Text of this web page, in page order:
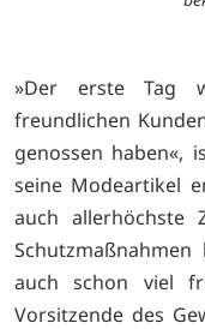
»Der erste Tag
freundlichen
genossen haben«,
seine Modeartikel
auch allerhöchste
auch schon viel
Vorsitzende des